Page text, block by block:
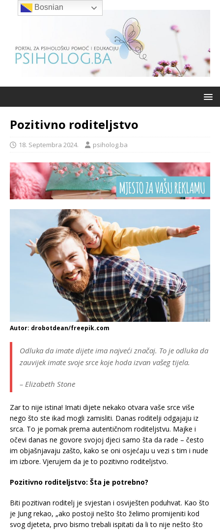
Pozitivno roditeljstvo
18. Septembra 2024. psiholog.ba
Autor: drobotdean/freepik.com
Odluka da imate dijete ima najveći značaj. To je odluka da
zauvijek imate svoje srce koje hoda izvan vašeg tijela.
– Elizabeth Stone
Zar to nije istina! Imati dijete nekako otvara vaše srce više
nego što ste ikad mogli zamisliti. Danas roditelji odgajaju iz
srca. To je pomak prema autentičnom roditeljstvu. Majke i
očevi danas ne govore svojoj djeci samo šta da rade – često
im objašnjavaju zašto, kako se oni osjećaju u vezi s tim i nude
im izbore. Vjerujem da je to pozitivno roditeljstvo.
Pozitivno roditeljstvo: Šta je potrebno?
Biti pozitivan roditelj je svjestan i osviješten poduhvat. Kao što
je Jung rekao, „ako postoji nešto što želimo promijeniti kod
svog djeteta, prvo bismo trebali ispitati da li to nije nešto što
Bosnian